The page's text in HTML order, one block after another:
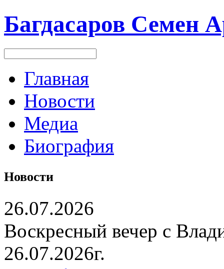
Багдасаров Семен
Главная
Новости
Медиа
Биография
Новости
26.07.2026
Воскресный вечер с
26.07.2026г.